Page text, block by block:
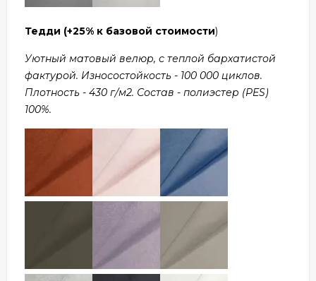
Тедди (+25% к базовой стоимости)
Уютный матовый велюр, с теплой бархатистой
фактурой. Износостойкость - 100 000 циклов.
Плотность - 430 г/м2. Состав - полиэстер (PES)
100%.